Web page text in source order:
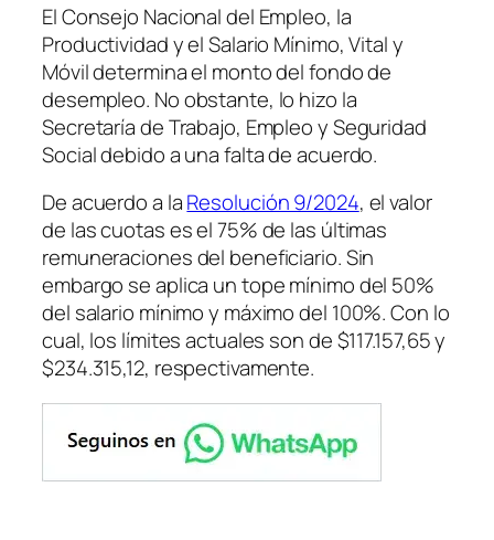
El Consejo Nacional del Empleo, la
Productividad y el Salario Mínimo, Vital y
Móvil determina el monto del fondo de
desempleo. No obstante, lo hizo la
Secretaría de Trabajo, Empleo y Seguridad
Social debido a una falta de acuerdo.
De acuerdo a laResolución 9/2024, el valor
de las cuotas es el 75% de las últimas
remuneraciones del beneficiario. Sin
embargo se aplica un tope mínimo del 50%
del salario mínimo y máximo del 100%. Con lo
cual, los límites actuales son de $117.157,65 y
$234.315,12, respectivamente.